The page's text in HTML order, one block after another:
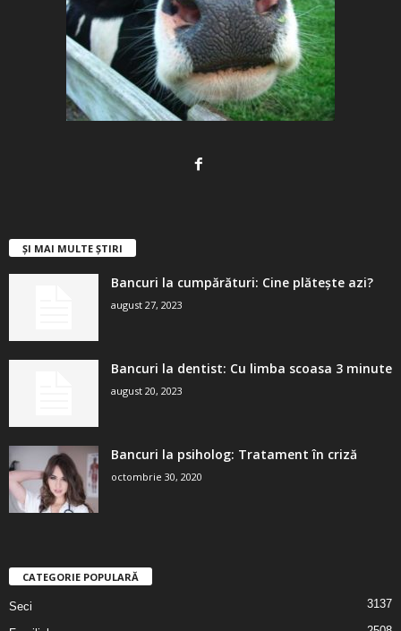
ȘI MAI MULTE ȘTIRI
Bancuri la cumpărături: Cine plătește azi?
august 27, 2023
Bancuri la dentist: Cu limba scoasa 3 minute
august 20, 2023
Bancuri la psiholog: Tratament în criză
octombrie 30, 2020
CATEGORIE POPULARĂ
Seci 3137